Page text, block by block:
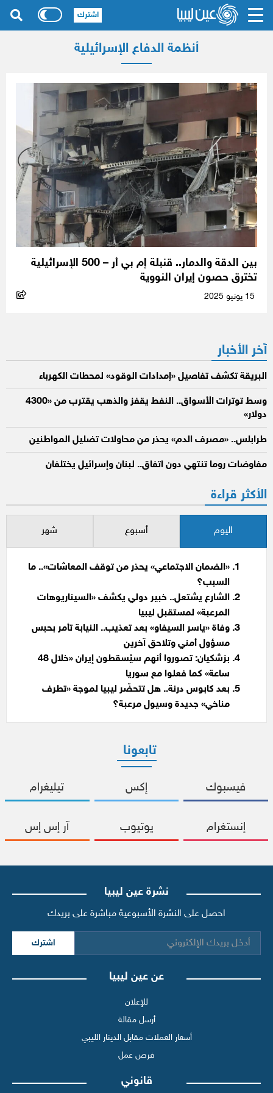
أنظمة الدفاع الإسرائيلية
بين الدقة والدمار.. قنبلة إم بي أر – 500 الإسرائيلية
تخترق حصون إيران النووية
آخر الأخبار
البريقة تكشف تفاصيل «إمدادات الوقود» لمحطات الكهرباء
وسط توترات الأسواق.. النفط يقفز والذهب يقترب من «4300
دولار»
طرابلس.. «مصرف الدم» يحذر من محاولات تضليل المواطنين
مفاوضات روما تنتهي دون اتفاق.. لبنان وإسرائيل يختلفان
الأكثر قراءة
اليوم أسبوع شهر
«الضمان الاجتماعي» يحذر من توقف المعاشات».. ما
السبب؟
الشارع يشتعل.. خبير دولي يكشف «السيناريوهات
المرعبة» لمستقبل ليبيا
وفاة «ياسر السيفاو» بعد تعذيب.. النيابة تأمر بحبس
مسؤول أمني وتلاحق آخرين
بزشكيان: تصوروا أنهم سيُسقطون إيران «خلال 48
ساعة» كما فعلوا مع سوريا
بعد كابوس درنة.. هل تتحضّر ليبيا لموجة «تطرف
مناخي» جديدة وسيول مرعبة؟
تابعونا
فيسبوك إكس تيليغرام
إنستغرام يوتيوب آر إس إس
نشرة عين ليبيا
احصل على النشرة الأسبوعية مباشرة على بريدك
اشترك
عن عين ليبيا
للإعلان
أرسل مقالة
أسعار العملات مقابل الدينار الليبي
فرص عمل
قانوني
اشترك